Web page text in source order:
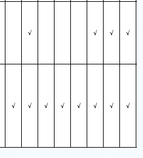
√ √ √ √
√ √ √ √ √ √ √ √